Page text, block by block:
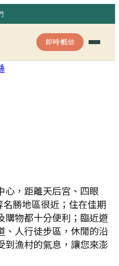
即時概估
心，距離天后宮、四眼
勝地區很近；住在佳期
購物都十分便利；臨近遊
、人行徒步區，休閒的沿
到漁村的氣息，讓您來澎